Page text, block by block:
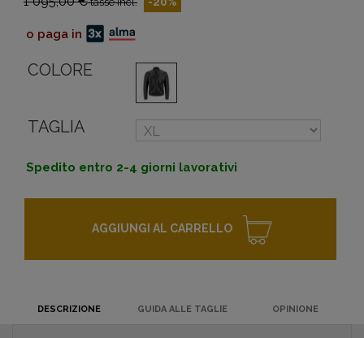
o paga in
COLORE
TAGLIA
Spedito entro 2-4 giorni lavorativi
AGGIUNGI AL CARRELLO
DESCRIZIONE GUIDA ALLE TAGLIE OPINIONE